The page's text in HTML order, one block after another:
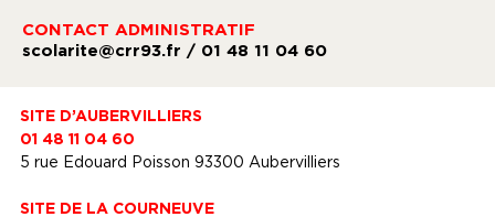
CONTACT ADMINISTRATIF
scolarite@crr93.fr / 01 48 11 04 60
SITE D’AUBERVILLIERS
01 48 11 04 60
5 rue Edouard Poisson 93300 Aubervilliers
SITE DE LA COURNEUVE